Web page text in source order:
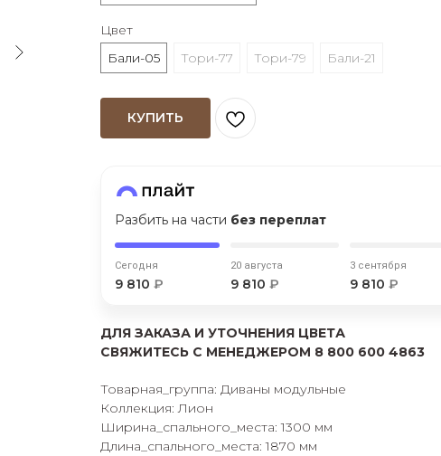
Цвет
Бали-05
Тори-77 Тори-79 Бали-21
КУПИТЬ
Разбить на части без переплат
Сегодня
9 810 ₽
20 августа
9 810 ₽
3 сентября
9 810 ₽
в корзину
сегодня только
любого банка
каждые 2 недели
оплате Плайтом
ДЛЯ ЗАКАЗА И УТОЧНЕНИЯ ЦВЕТА
СВЯЖИТЕСЬ С МЕНЕДЖЕРОМ 8 800 600 4863
Товарная_группа: Диваны модульные
Коллекция: Лион
Ширина_спального_места: 1300 мм
Длина_спального_места: 1870 мм